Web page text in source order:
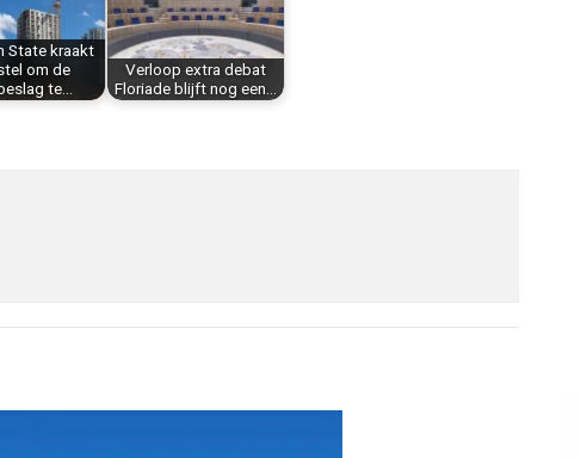
State kraakt
om de
te…
Verloop extra debat
Floriade blijft nog een…